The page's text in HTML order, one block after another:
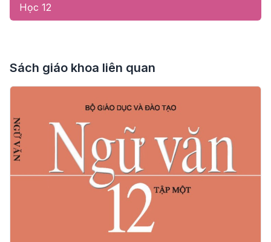
Học 12
Sách giáo khoa liên quan